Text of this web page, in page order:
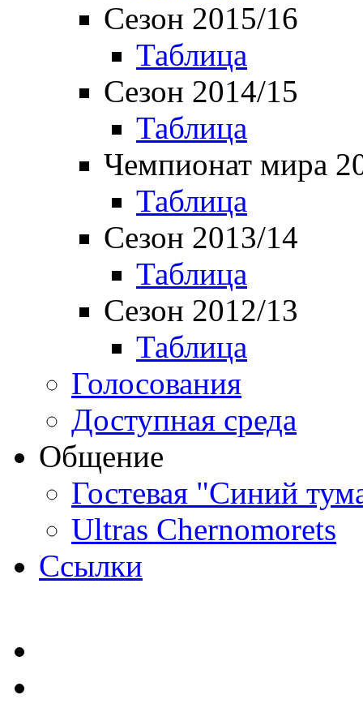
Сезон 2015/16
Таблица
Сезон 2014/15
Таблица
Чемпионат мира
Таблица
Сезон 2013/14
Таблица
Сезон 2012/13
Таблица
Голосования
Доступная среда
Общение
Гостевая "Синий
Ultras Chernomorets
Ссылки